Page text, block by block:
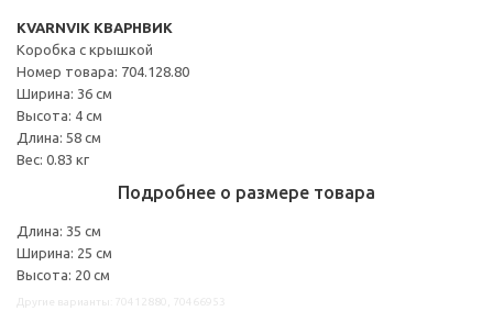
KVARNVIK КВАРНВИК
Коробка с крышкой
Номер товара: 704.128.80
Ширина: 36 см
Высота: 4 см
Длина: 58 см
Вес: 0.83 кг
Подробнее о размере товара
Длина: 35 см
Ширина: 25 см
Высота: 20 см